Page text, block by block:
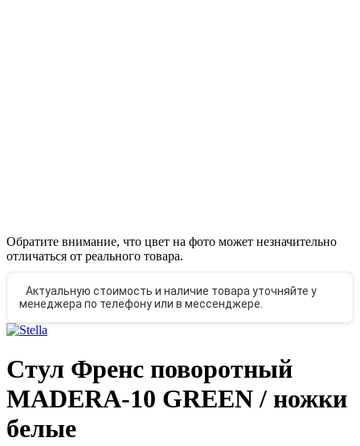
Обратите внимание, что цвет на фото может незначительно
отличаться от реального товара.
Актуальную стоимость и наличие товара уточняйте у
менеджера по телефону или в мессенджере.
Стул Френс поворотный
MADERA-10 GREEN / ножки
белые